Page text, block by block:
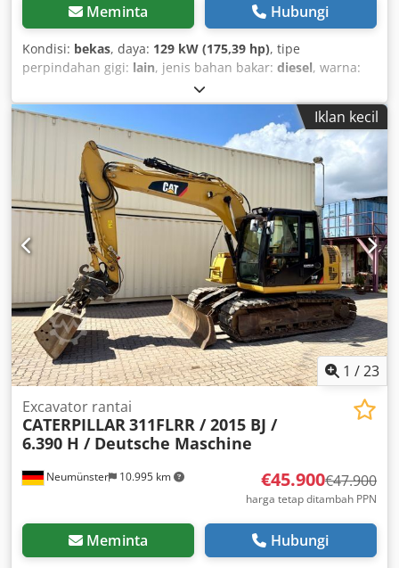
Meminta Hubungi
Kondisi: bekas, daya: 129 kW (175,39 hp), tipe
perpindahan gigi: lain, jenis bahan bakar: diesel, warna:
, pendaftaran pertama:
ada, suspensi:lain, Tahun pembuatan:2019, jam
operasional:7.162 h , kabin pengemudi:lain, bahan bakar:
, Perlengkapan:pendingin udara, penggerak semua
Iklan kecil
1 /23
Neumünster 10.995 km
Excavator rantai
CATERPILLAR311FLRR / 2015 BJ /
6.390 H / Deutsche Maschine
€45.900€47.900
harga tetap ditambah PPN
Meminta Hubungi